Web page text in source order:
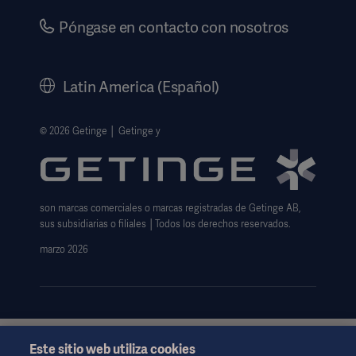
Carreras
Política de privacidad del sitio web
Exención de responsabilidad de uso del sitio web
Aviso sobre las cookies
Formulario de solicitud de datos
Póngase en contacto con nosotros
Latin America (Español)
© 2026 Getinge │ Getinge y
son marcas comerciales o marcas registradas de Getinge AB,
sus subsidiarias o filiales │Todos los derechos reservados.
marzo 2026
Esta información está dirigida exclusivamente a profesionales
Este sitio web utiliza cookies